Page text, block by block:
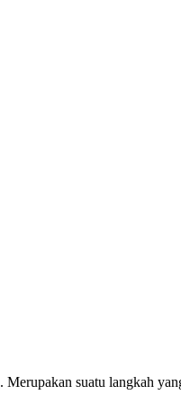
. Merupakan suatu langkah